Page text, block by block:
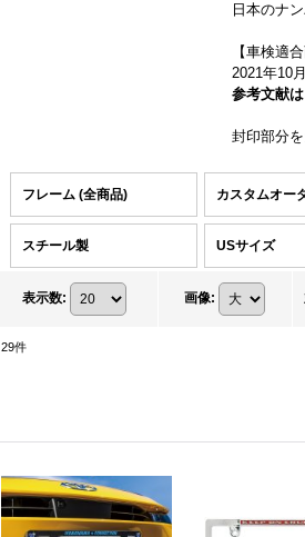
日本のナ
【車検適合
2021年10
参考文献
封印部分
フレーム (全商品) カスタムオー
スチール製 USサイズ
表示数: 画像:
29件